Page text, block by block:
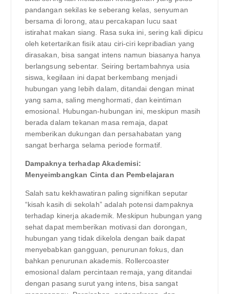
pandangan sekilas ke seberang kelas, senyuman
bersama di lorong, atau percakapan lucu saat
istirahat makan siang. Rasa suka ini, sering kali dipicu
oleh ketertarikan fisik atau ciri-ciri kepribadian yang
dirasakan, bisa sangat intens namun biasanya hanya
berlangsung sebentar. Seiring bertambahnya usia
siswa, kegilaan ini dapat berkembang menjadi
hubungan yang lebih dalam, ditandai dengan minat
yang sama, saling menghormati, dan keintiman
emosional. Hubungan-hubungan ini, meskipun masih
berada dalam tekanan masa remaja, dapat
memberikan dukungan dan persahabatan yang
sangat berharga selama periode formatif.
Dampaknya terhadap Akademisi:
Menyeimbangkan Cinta dan Pembelajaran
Salah satu kekhawatiran paling signifikan seputar
“kisah kasih di sekolah” adalah potensi dampaknya
terhadap kinerja akademik. Meskipun hubungan yang
sehat dapat memberikan motivasi dan dorongan,
hubungan yang tidak dikelola dengan baik dapat
menyebabkan gangguan, penurunan fokus, dan
bahkan penurunan akademis. Rollercoaster
emosional dalam percintaan remaja, yang ditandai
dengan pasang surut yang intens, bisa sangat